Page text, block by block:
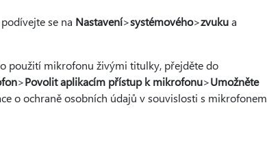
se na Nastavení>systémového>zvukua
použití mikrofonu živými titulky, přejděte do
>Povolit aplikacím přístup k mikrofonu>Umožněte
o ochraně osobních údajů v souvislosti s mikrofonem